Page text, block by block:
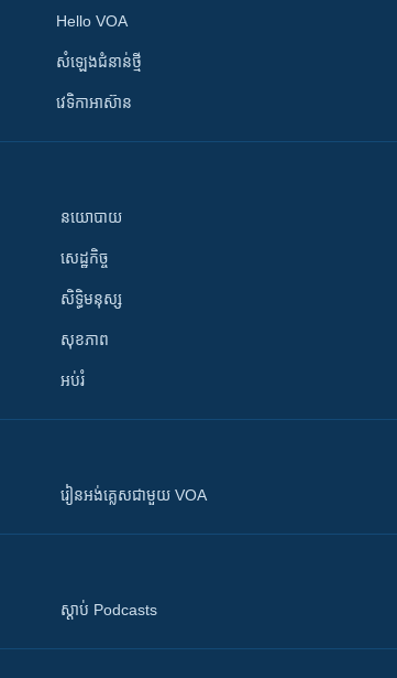
Hello VOA
សំឡេង​ជំនាន់​ថ្មី
វេទិកា​អាស៊ាន
នយោបាយ
សេដ្ឋកិច្ច
សិទ្ធិមនុស្ស
សុខភាព
អប់រំ
រៀន​​​​​​អង់គ្លេស​​ជាមួយ VOA
ស្តាប់ Podcasts